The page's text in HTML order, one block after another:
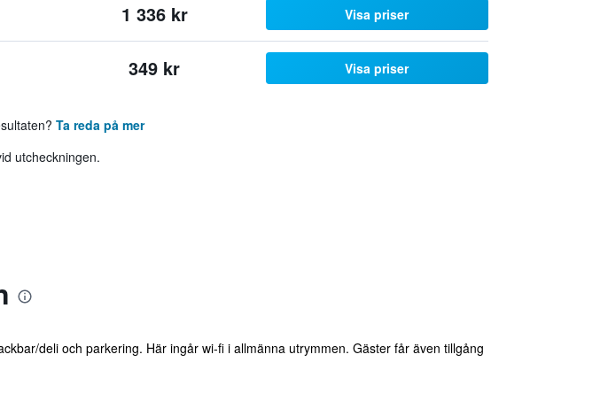
1 336 kr Visa priser
349 kr Visa priser
Ta reda på mer
utcheckningen.
deli och parkering. Här ingår wi-fi i allmänna utrymmen. Gäster får även tillgång